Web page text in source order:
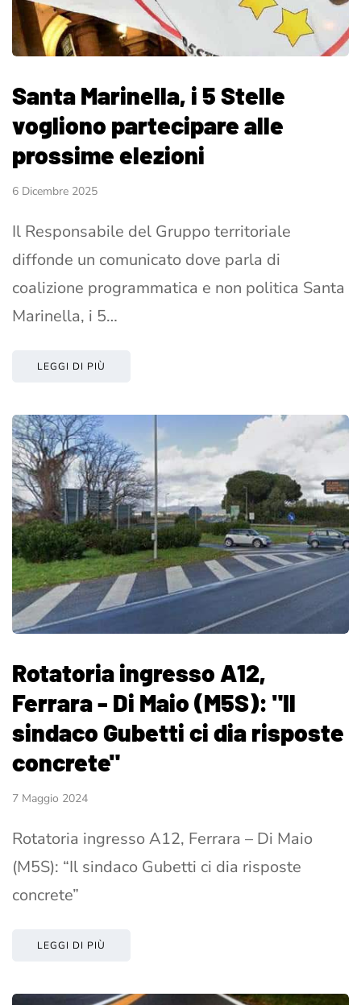
Santa Marinella, i 5 Stelle
vogliono partecipare alle
prossime elezioni
6 Dicembre 2025
Il Responsabile del Gruppo territoriale
diffonde un comunicato dove parla di
coalizione programmatica e non politica Santa
Marinella, i 5…
LEGGI DI PIÙ
Rotatoria ingresso A12,
Ferrara - Di Maio (M5S): "Il
sindaco Gubetti ci dia risposte
concrete"
7 Maggio 2024
Rotatoria ingresso A12, Ferrara – Di Maio
(M5S): “Il sindaco Gubetti ci dia risposte
concrete”
LEGGI DI PIÙ